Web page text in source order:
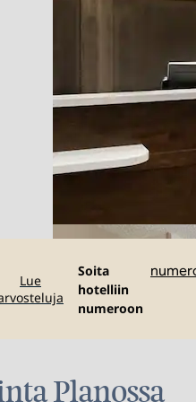
Lue
Soita
hotelliin
numeroon
Soita
Planossa